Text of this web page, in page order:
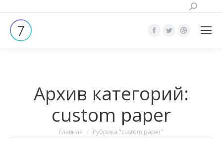
Поиск:
Страница
новом
окне
Страница
новом
окне
Страница
окне
Архив категорий:
custom paper
Вы здесь:
Главная Рубрика "custom paper"